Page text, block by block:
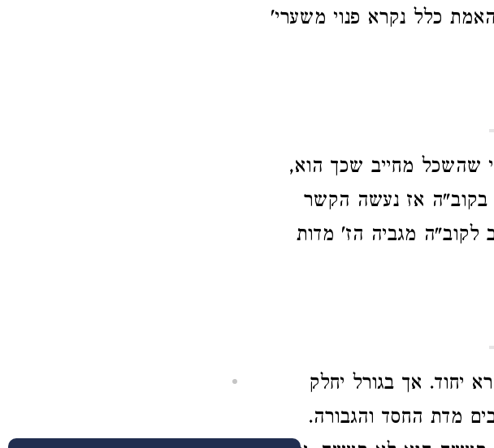
כלל נקרא פנוי משערי'
שהשכל מחייב שכך הוא,
אז נעשה הקשר
לקוב"ה מגביה הז' מדות
יחוד. אך בגורל יחלק
מדת החסד והגבורה.